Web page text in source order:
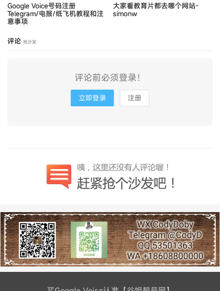
Google Voice号码注册
Telegram/电报/纸飞机教程和注
意事项
大家看教育片都去哪个网站-
simonw
评论 抢沙发
评论前必须登录！
立即登录 注册